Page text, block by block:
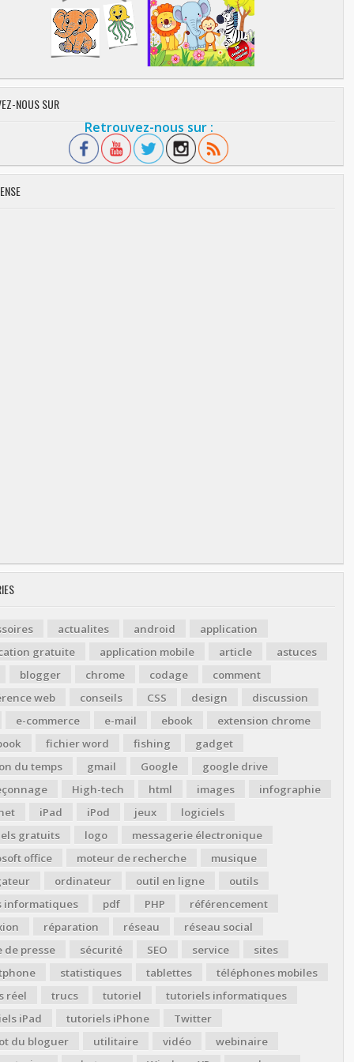
NOUS SUR
Retrouvez-nous sur :
actualites android
application
gratuite
application mobile article
astuces
blogger
chrome codage
comment
web
conseils CSS design
discussion
e-commerce
e-mail ebook
extension chrome
fichier word fishing
gadget
du temps
gmail Google
google drive
High-tech html images
infographie
iPad iPod jeux
logiciels
gratuits
logo
messagerie électronique
office
moteur de recherche
musique
ordinateur outil en ligne
outils
informatiques
pdf PHP
référencement
réparation réseau
réseau social
de presse
sécurité SEO service
sites
statistiques tablettes
téléphones mobiles
réel
trucs tutoriel
tutoriels informatiques
iPad
tutoriels iPhone
Twitter
du bloguer
utilitaire vidéo
webinaire